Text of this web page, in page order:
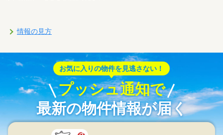
情報の見方
お気に入りの物件を見逃さない！
プッシュ通知で
最新の物件情報が届く